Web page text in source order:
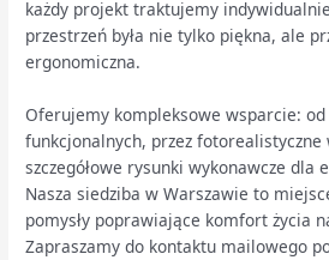
każdy projekt traktujemy
przestrzeń była nie tylko piękna, ale
ergonomiczna.
Oferujemy kompleksowe wsparcie:
funkcjonalnych, przez fotorealistyczne
szczegółowe rysunki wykonawcze dla
Nasza siedziba w Warszawie to
pomysły poprawiające komfort życia
Zapraszamy do kontaktu mailowego